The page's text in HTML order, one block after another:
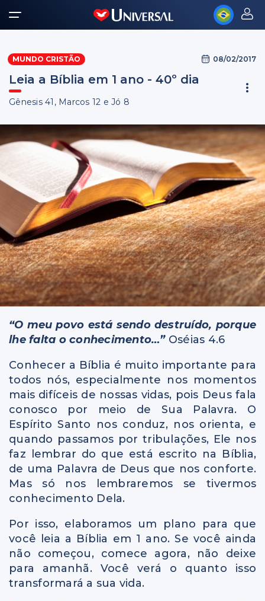
MUNDO CRISTÃO 08/02/2017
Leia a Bíblia em 1 ano - 40º dia
Gênesis 41, Marcos 12 e Jó 8
“O meu povo está sendo destruído, porque
lhe falta o conhecimento…”Oséias 4.6
Conhecer a Bíblia é muito importante para
todos nós, especialmente nos momentos
mais difíceis de nossas vidas, pois Deus fala
conosco por meio de Sua Palavra. O
Espírito Santo nos conduz, nos orienta, e
quando passamos por tribulações, Ele nos
faz lembrar do que está escrito na Bíblia,
de uma Palavra de Deus que nos conforte.
Mas só nos lembraremos se tivermos
conhecimento Dela.
Por isso, elaboramos um plano para que
você leia a Bíblia em 1 ano. Se você ainda
não começou, comece agora, não deixe
para amanhã. Você verá o quanto isso
transformará a sua vida.